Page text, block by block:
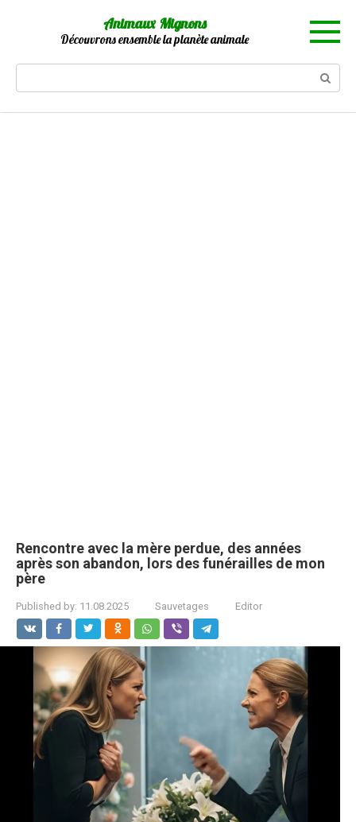
Animaux Mignons
Découvrons ensemble la planète animale
Rencontre avec la mère perdue, des années
après son abandon, lors des funérailles de mon
père
Published by: 11.08.2025 Sauvetages Editor